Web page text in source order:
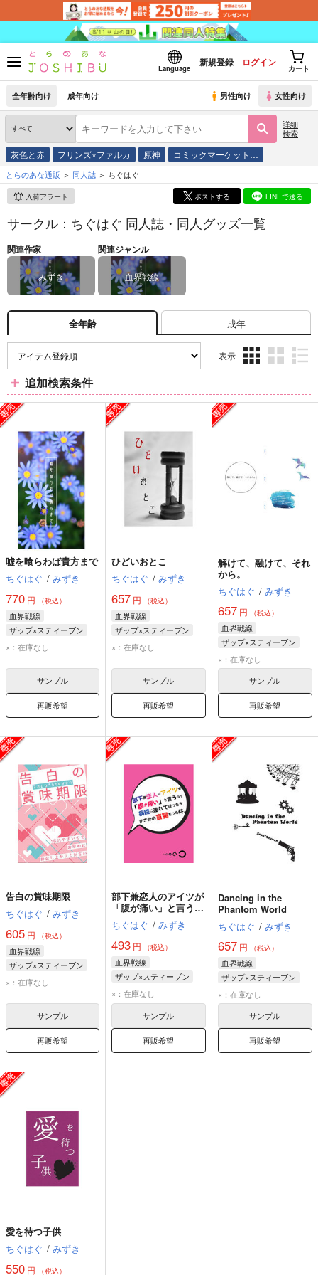
Language
新規登録 ログイン
カート
全年齢向け 成年向け 男性向け 女性向け
詳細
検索
灰色と赤 フリンズ×ファルカ 原神 コミックマーケット…
とらのあな通販 同人誌 ちぐはぐ
入荷アラート ポストする LINEで送る
サークル：ちぐはぐ 同人誌・同人グッズ一覧
関連作家
みずき
関連ジャンル
血界戦線
全年齢 成年
表示
ム
表
ム
表
ム
表
追加検索条件
嘘を喰らわば貴方まで
ちぐはぐ / みずき
770 円 （税込）
血界戦線
ザップ×スティーブン
×：在庫なし
サンプル
再販希望
ひどいおとこ
ちぐはぐ / みずき
657 円 （税込）
血界戦線
ザップ×スティーブン
ザップ・レンフロ
×：在庫なし
サンプル
再販希望
解けて、融けて、それ
から。
ちぐはぐ / みずき
657円 （税込）
血界戦線
ザップ×スティーブン
ザップ・レンフロ
スティーブン・A・スターフェイズ
×：在庫なし
サンプル
再販希望
告白の賞味期限
ちぐはぐ / みずき
605 円 （税込）
血界戦線
ザップ×スティーブン
ザップ・レンフロ
×：在庫なし
サンプル
再販希望
部下兼恋人のアイツが
「腹が痛い」と言うの
で病院に連れて行った
らまさかの盲腸だった
件。
ちぐはぐ / みずき
493 円 （税込）
血界戦線
ザップ×スティーブン
ザップ・レンフロ
×：在庫なし
サンプル
再販希望
Dancing in the
Phantom World
ちぐはぐ / みずき
657円 （税込）
血界戦線
ザップ×スティーブン
ザップ・レンフロ
×：在庫なし
サンプル
再販希望
愛を待つ子供
ちぐはぐ / みずき
550 円 （税込）